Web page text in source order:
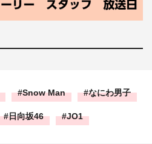
Snow Man なにわ男子
日向坂46 JO1